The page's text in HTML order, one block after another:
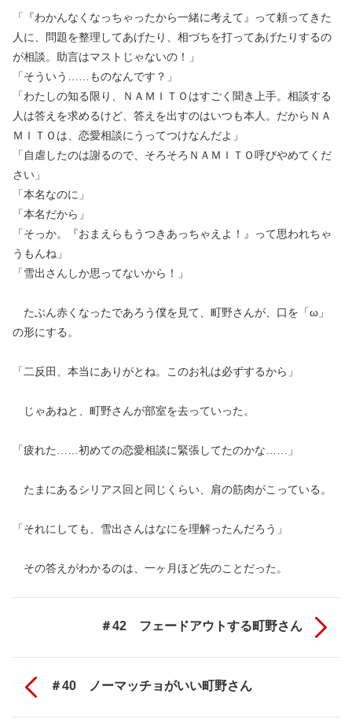
「『わかんなくなっちゃったから一緒に考えて』って頼ってきた
人に、問題を整理してあげたり、相づちを打ってあげたりするの
が相談。助言はマストじゃないの！」
「そういう……ものなんです？」
「わたしの知る限り、ＮＡＭＩＴＯはすごく聞き上手。相談する
人は答えを求めるけど、答えを出すのはいつも本人。だからＮＡ
ＭＩＴＯは、恋愛相談にうってつけなんだよ」
「自虐したのは謝るので、そろそろＮＡＭＩＴＯ呼びやめてくだ
さい」
「本名なのに」
「本名だから」
「そっか。『おまえらもうつきあっちゃえよ！』って思われちゃ
うもんね」
「雪出さんしか思ってないから！」
たぶん赤くなったであろう僕を見て、町野さんが、口を「ω」
の形にする。
「二反田、本当にありがとね。このお礼は必ずするから」
じゃあねと、町野さんが部室を去っていった。
「疲れた……初めての恋愛相談に緊張してたのかな……」
たまにあるシリアス回と同じくらい、肩の筋肉がこっている。
「それにしても、雪出さんはなにを理解ったんだろう」
その答えがわかるのは、一ヶ月ほど先のことだった。
＃42 フェードアウトする町野さん
＃40 ノーマッチョがいい町野さん